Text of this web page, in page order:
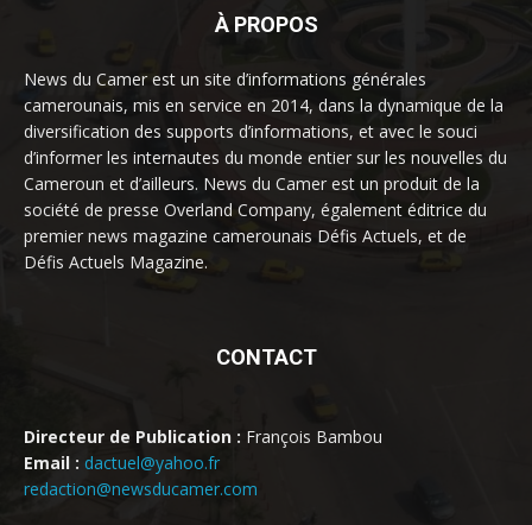
À PROPOS
News du Camer est un site d’informations générales
camerounais, mis en service en 2014, dans la dynamique de la
diversification des supports d’informations, et avec le souci
d’informer les internautes du monde entier sur les nouvelles du
Cameroun et d’ailleurs. News du Camer est un produit de la
société de presse Overland Company, également éditrice du
premier news magazine camerounais Défis Actuels, et de
Défis Actuels Magazine.
CONTACT
Directeur de Publication : François Bambou
Email : dactuel@yahoo.fr
redaction@newsducamer.com